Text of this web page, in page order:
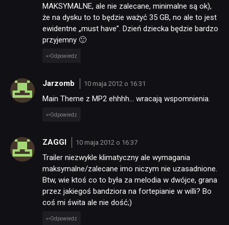
MAKSYMALNE, ale nie zalecane, minimalne są ok),
że na dysku to to będzie ważyć 35 GB, no ale to jest
ewidentne „must have”. Dzień dziecka będzie bardzo
przyjemny 🙂
Odpowiedz
Jarzomb 10 maja 2012 o 16:31
Main Theme z MP2 ehhhh… wracają wspomnienia.
Odpowiedz
ZAGGI 10 maja 2012 o 16:37
Trailer niezwykle klimatyczny ale wymagania
maksymalne/zalecane imo niczym nie uzasadnione.
Btw, wie ktoś co to była za melodia w dwójce, grana
przez jakiegoś bandziora na fortepianie w willi? Bo
coś mi świta ale nie dość;)
Odpowiedz